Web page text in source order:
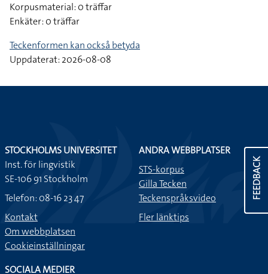
Korpusmaterial: 0 träffar
Enkäter: 0 träffar
Teckenformen kan också betyda
Uppdaterat: 2026-08-08
FEEDBACK
STOCKHOLMS UNIVERSITET
Inst. för lingvistik
SE-106 91 Stockholm
Telefon: 08-16 23 47
Kontakt
Om webbplatsen
Cookieinställningar
ANDRA WEBBPLATSER
STS-korpus
Gilla Tecken
Teckenspråksvideo
Fler länktips
SOCIALA MEDIER